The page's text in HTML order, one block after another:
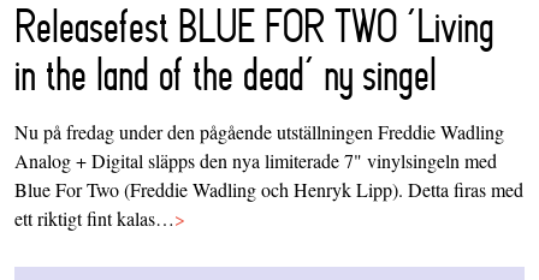
Releasefest BLUE FOR TWO ‘Living
in the land of the dead’ ny singel
Nu på fredag under den pågående utställningen Freddie Wadling
Analog + Digital släpps den nya limiterade 7" vinylsingeln med
Blue For Two (Freddie Wadling och Henryk Lipp). Detta firas med
ett riktigt fint kalas…>